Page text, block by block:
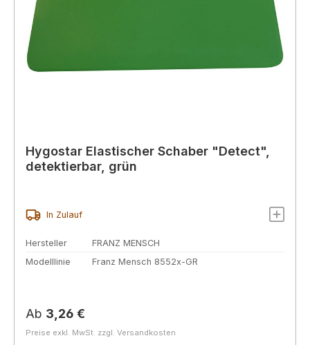
Hygostar Elastischer Schaber "Detect",
detektierbar, grün
In Zulauf
Hersteller
FRANZ MENSCH
Modelllinie
Franz Mensch 8552x-GR
Regulärer Preis:
Ab 3,26 €
Preise exkl. MwSt. zzgl. Versandkosten